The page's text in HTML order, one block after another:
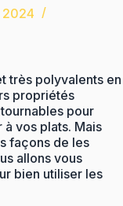
2024
très polyvalents en
propriétés
pour
vos plats. Mais
façons de les
allons vous
bien utiliser les